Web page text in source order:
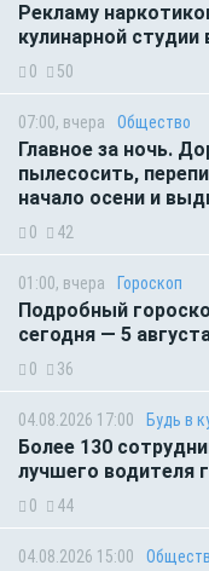
Рекламу
кулинарной студии
0 50
07:00, вчера Общество
Главное за ночь.
пылесосить,
начало осени и
0 42
01:00, вчера Гороскоп
Подробный
сегодня — 5
0 36
04.08.2026 17:00 Будь в
Более 130
лучшего водителя
0 44
04.08.2026 15:00